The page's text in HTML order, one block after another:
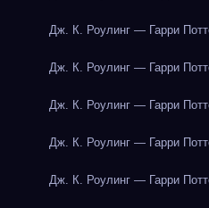
Дж. К. Роулинг — Гарри
Дж. К. Роулинг — Гарри
Дж. К. Роулинг — Гарри
Дж. К. Роулинг — Гарри
Дж. К. Роулинг — Гарри